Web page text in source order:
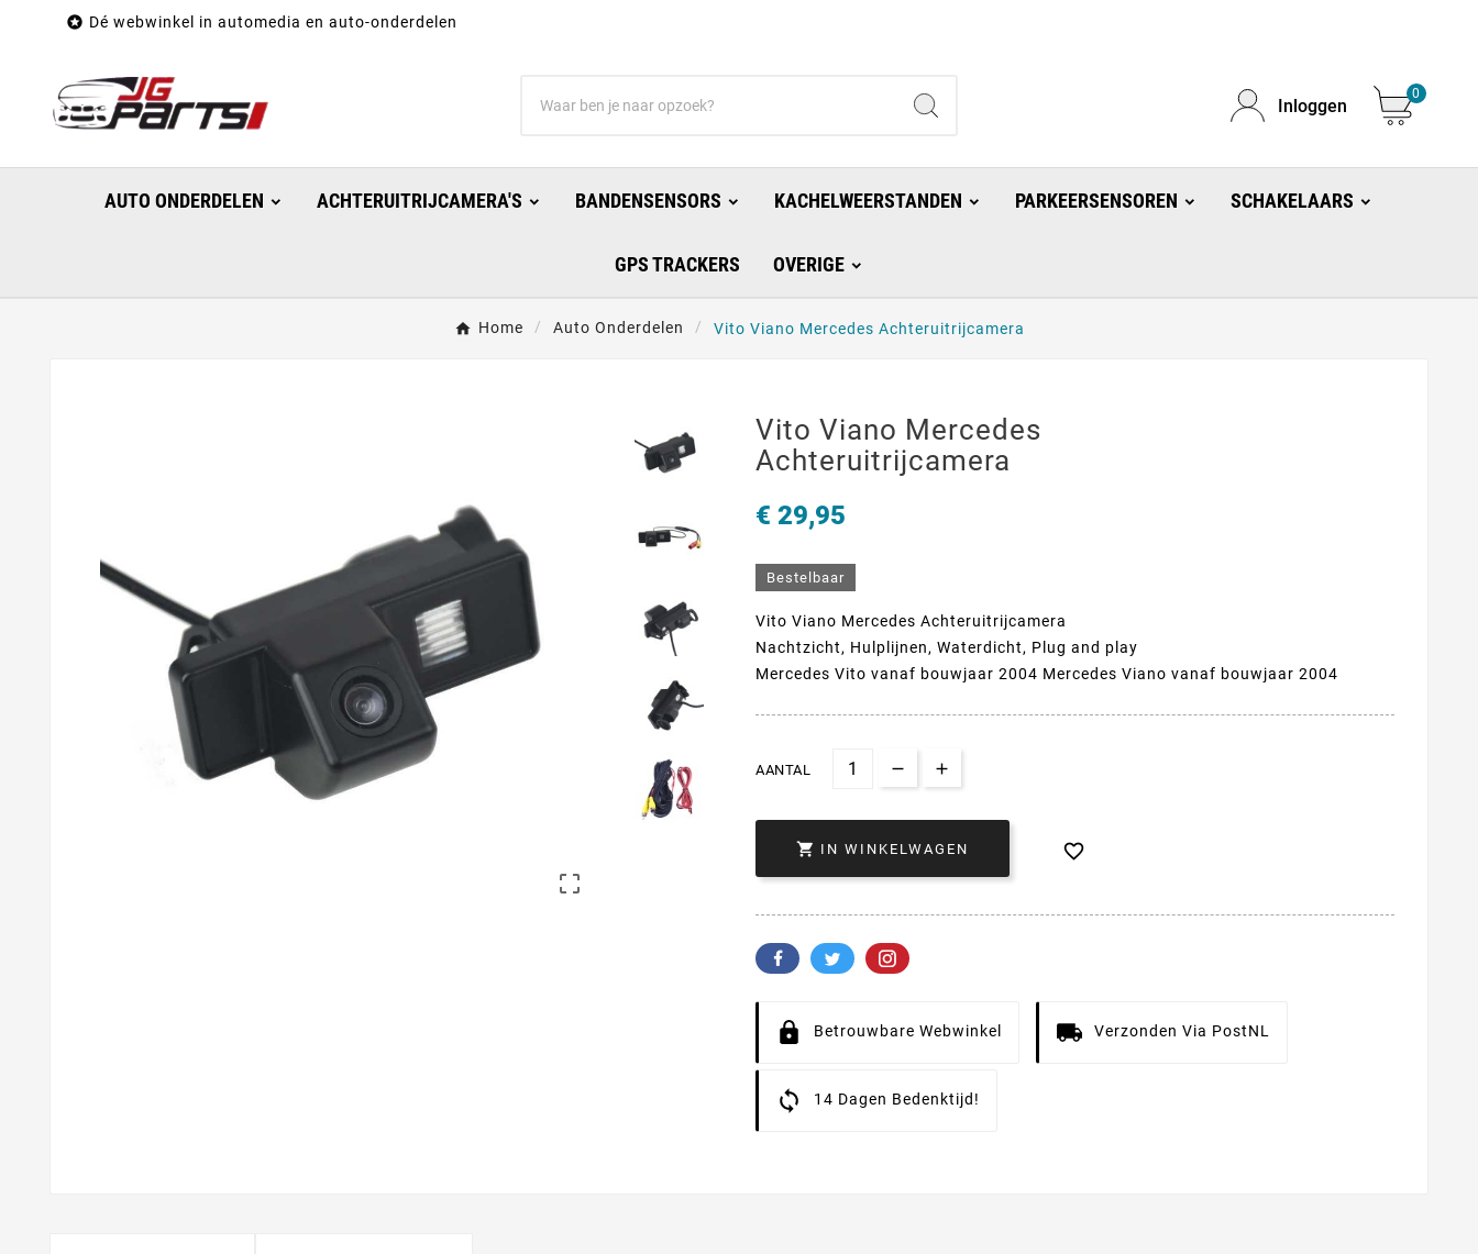
 Dé webwinkel in automedia en auto-onderdelen
Inloggen
0
AUTO ONDERDELEN ACHTERUITRIJCAMERA'S BANDENSENSORS KACHELWEERSTANDEN PARKEERSENSOREN SCHAKELAARS
GPS TRACKERS OVERIGE
Home Auto Onderdelen Vito Viano Mercedes Achteruitrijcamera

Vito Viano Mercedes
Achteruitrijcamera
€ 29,95
Bestelbaar
Vito Viano Mercedes Achteruitrijcamera
Nachtzicht, Hulplijnen, Waterdicht, Plug and play
Mercedes Vito vanaf bouwjaar 2004 Mercedes Viano vanaf bouwjaar 2004
AANTAL
 IN WINKELWAGEN 
Betrouwbare Webwinkel Verzonden Via PostNL
14 Dagen Bedenktijd!